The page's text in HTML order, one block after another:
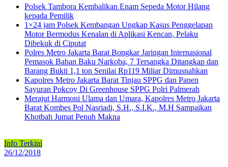
Polsek Tambora Kembalikan Enam Sepeda Motor Hilang
kepada Pemilik
1×24 jam Polsek Kembangan Ungkap Kasus Penggelapan
Motor Bermodus Kenalan di Aplikasi Kencan, Pelaku
Dibekuk di Ciputat
Polres Metro Jakarta Barat Bongkar Jaringan Internasional
Pemasok Bahan Baku Narkoba, 7 Tersangka Ditangkap dan
Barang Bukti 1,1 ton Senilai Rp119 Miliar Dimusnahkan
Kapolres Metro Jakarta Barat Tinjau SPPG dan Panen
Sayuran Pokcoy Di Greenhouse SPPG Polri Palmerah
Merajut Harmoni Ulama dan Umara, Kapolres Metro Jakarta
Barat Kombes Pol Nasriadi, S.H., S.I.K., M.H Sampaikan
Khotbah Jumat Penuh Makna
Info Terkini
26/12/2018